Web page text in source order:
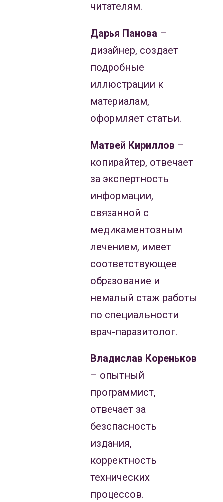
читателям.
Дарья Панова –
дизайнер, создает
подробные
иллюстрации к
материалам,
оформляет статьи.
Матвей Кириллов –
копирайтер, отвечает
за экспертность
информации,
связанной с
медикаментозным
лечением, имеет
соответствующее
образование и
немалый стаж работы
по специальности
врач-паразитолог.
Владислав Кореньков
– опытный
программист,
отвечает за
безопасность
издания,
корректность
технических
процессов.